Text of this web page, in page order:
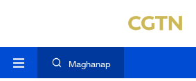
Maghanap